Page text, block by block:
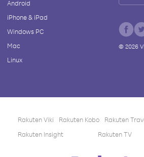
Android
iPhone & iPad
Windows PC
Mac
Linux
© 2026
Rakuten Viki Rakuten Kobo Rakuten
Rakuten Insight
Rakuten TV